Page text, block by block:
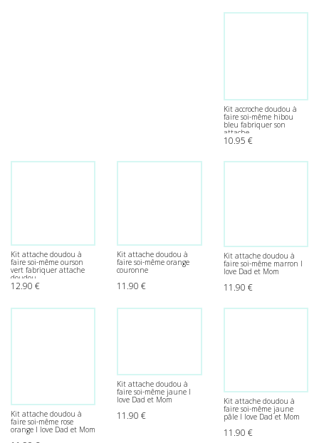
Kit accroche doudou à
faire soi-même hibou
bleu fabriquer son
attache
10.95 €
Kit attache doudou à
faire soi-même ourson
vert fabriquer attache
doudou
12.90 €
Kit attache doudou à
faire soi-même orange
couronne
11.90€
Kit attache doudou à
faire soi-même marron I
love Dad et Mom
11.90 €
Kit attache doudou à
faire soi-même rose
orange I love Dad et Mom
Kit attache doudou à
faire soi-même jaune I
love Dad et Mom
11.90€
Kit attache doudou à
faire soi-même jaune
pâle I love Dad et Mom
11.90 €